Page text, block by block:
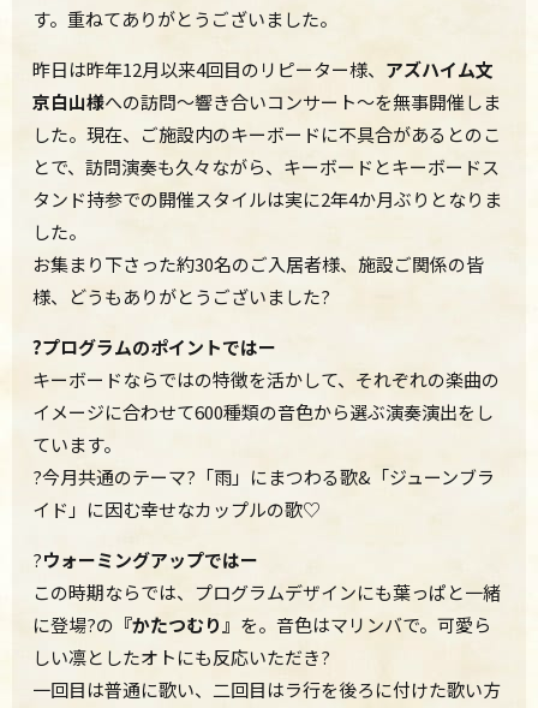
す。重ねてありがとうございました。
昨日は昨年12月以来4回目のリピーター様、 アズハイム文
京白山様への訪問～響き合いコンサート～を無事開催しま
した。現在、ご施設内のキーボードに不具合があるとのこ
とで、訪問演奏も久々ながら、キーボードとキーボードス
タンド持参での開催スタイルは実に2年4か月ぶりとなりま
した。
お集まり下さった約30名のご入居者様、施設ご関係の皆
様、どうもありがとうございました?
?プログラムのポイントではー
キーボードならではの特徴を活かして、それぞれの楽曲の
イメージに合わせて600種類の音色から選ぶ演奏演出をし
ています。
?今月共通のテーマ?「雨」にまつわる歌&「ジューンブラ
イド」に因む幸せなカップルの歌♡
?ウォーミングアップではー
この時期ならでは、プログラムデザインにも葉っぱと一緒
に登場?の 『かたつむり』 を。音色はマリンバで。可愛ら
しい凛としたオトにも反応いただき?
一回目は普通に歌い、二回目はラ行を後ろに付けた歌い方